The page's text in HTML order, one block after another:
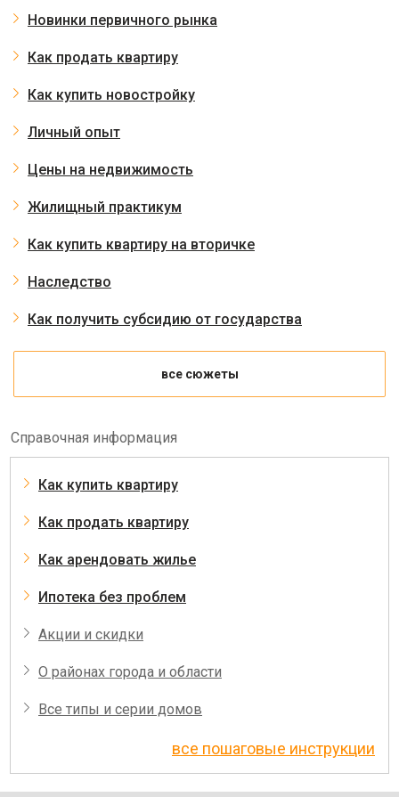
Новинки первичного рынка
Как продать квартиру
Как купить новостройку
Личный опыт
Цены на недвижимость
Жилищный практикум
Как купить квартиру на вторичке
Наследство
Как получить субсидию от государства
все сюжеты
Справочная информация
Как купить квартиру
Как продать квартиру
Как арендовать жилье
Ипотека без проблем
Акции и скидки
О районах города и области
Все типы и серии домов
все пошаговые инструкции